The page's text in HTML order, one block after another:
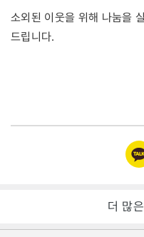
소외된 이웃을 위해 나눔을
드립니다.
카
링
더 많